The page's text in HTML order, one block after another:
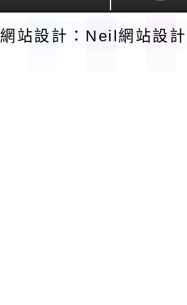
網站設計：Neil網站設